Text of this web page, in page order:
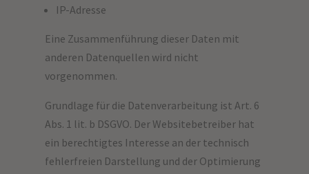
IP-Adresse
Eine Zusammenführung dieser Daten mit
anderen Datenquellen wird nicht
vorgenommen.
Grundlage für die Datenverarbeitung ist Art. 6
Abs. 1 lit. b DSGVO. Der Websitebetreiber hat
ein berechtigtes Interesse an der technisch
fehlerfreien Darstellung und der Optimierung